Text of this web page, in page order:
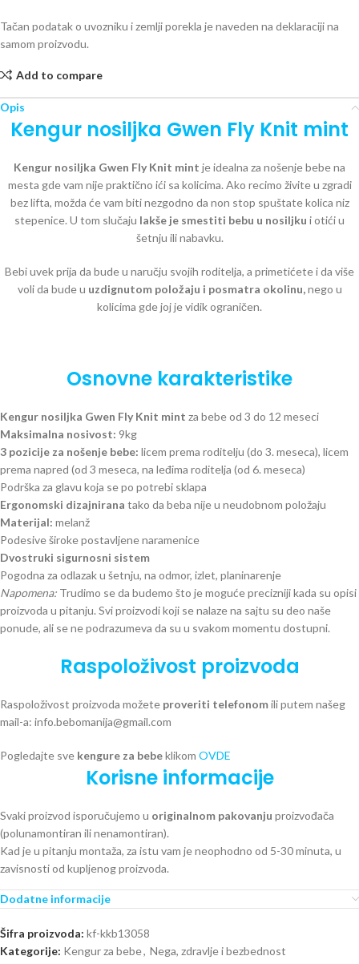
Tačan podatak o uvozniku i zemlji porekla je naveden na deklaraciji na
samom proizvodu.
Add to compare
Opis
Kengur nosiljka Gwen Fly Knit mint
Kengur nosiljka Gwen Fly Knit mint je idealna za nošenje bebe na
mesta gde vam nije praktično ići sa kolicima. Ako recimo živite u zgradi
bez lifta, možda će vam biti nezgodno da non stop spuštate kolica niz
stepenice. U tom slučaju lakše je smestiti bebu u nosiljku i otići u
šetnju ili nabavku.
Bebi uvek prija da bude u naručju svojih roditelja, a primetićete i da više
voli da bude u uzdignutom položaju i posmatra okolinu,nego u
kolicima gde joj je vidik ograničen.
Osnovne karakteristike
Kengur nosiljka Gwen Fly Knit mint za bebe od 3 do 12 meseci
Maksimalna nosivost: 9kg
3 pozicije za nošenje bebe: licem prema roditelju (do 3. meseca), licem
prema napred (od 3 meseca, na leđima roditelja (od 6. meseca)
Podrška za glavu koja se po potrebi sklapa
Ergonomski dizajnirana tako da beba nije u neudobnom položaju
Materijal: melanž
Podesive široke postavljene naramenice
Dvostruki sigurnosni sistem
Pogodna za odlazak u šetnju, na odmor, izlet, planinarenje
Napomena: Trudimo se da budemo što je moguće precizniji kada su opisi
proizvoda u pitanju. Svi proizvodi koji se nalaze na sajtu su deo naše
ponude, ali se ne podrazumeva da su u svakom momentu dostupni.
Raspoloživost proizvoda
Raspoloživost proizvoda možete proveriti telefonomili putem našeg
mail-a: info.bebomanija@gmail.com
Pogledajte sve kengure za bebeklikom OVDE
Korisne informacije
Svaki proizvod isporučujemo u originalnom pakovanju proizvođača
(polunamontiran ili nenamontiran).
Kad je u pitanju montaža, za istu vam je neophodno od 5-30 minuta, u
zavisnosti od kupljenog proizvoda.
Dodatne informacije
Šifra proizvoda: kf-kkb13058
Kategorije: Kengur za bebe, Nega, zdravlje i bezbednost